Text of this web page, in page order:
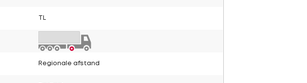
Regionale afstand